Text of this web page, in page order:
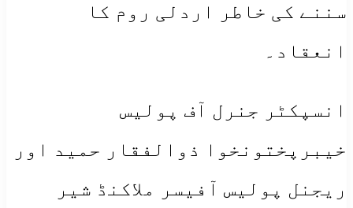
سننے کی خاطر اردلی روم کا
انعقاد۔
انسپکٹر جنرل آف پولیس
خیبرپختونخوا ذوالفقار حمید اور
ریجنل پولیس آفیسر ملاکنڈ شیر